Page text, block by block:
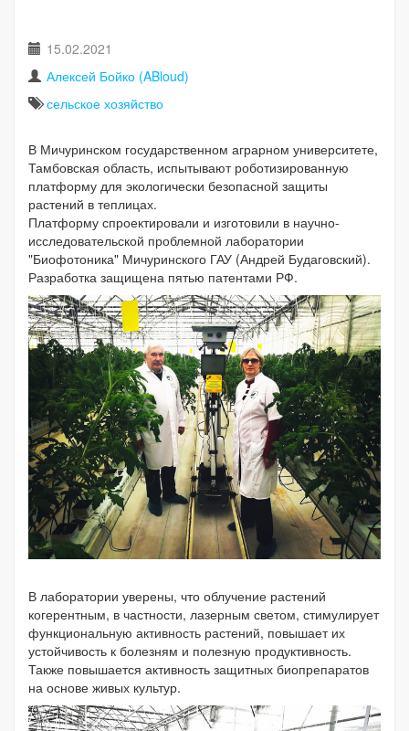
15.02.2021
Алексей Бойко (ABloud)
сельское хозяйство
В Мичуринском государственном аграрном университете,
Тамбовская область, испытывают роботизированную
платформу для экологически безопасной защиты
растений в теплицах.
Платформу спроектировали и изготовили в научно-
исследовательской проблемной лаборатории
"Биофотоника" Мичуринского ГАУ (Андрей Будаговский).
Разработка защищена пятью патентами РФ.
В лаборатории уверены, что облучение растений
когерентным, в частности, лазерным светом, стимулирует
функциональную активность растений, повышает их
устойчивость к болезням и полезную продуктивность.
Также повышается активность защитных биопрепаратов
на основе живых культур.